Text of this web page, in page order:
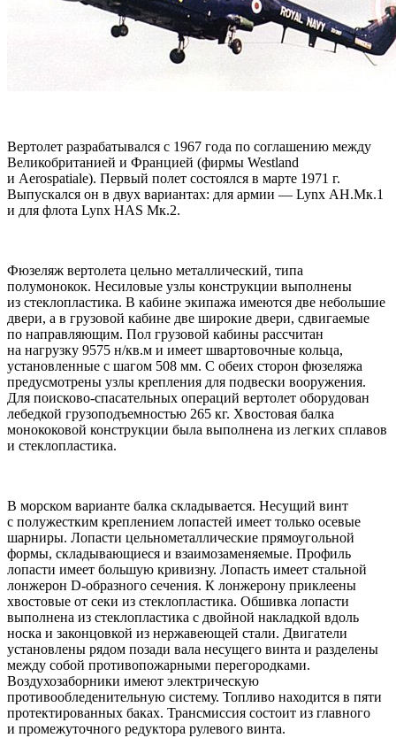
Вертолет разрабатывался с 1967 года по соглашению между
Великобританией и Францией (фирмы Westland
и Aerospatiale). Первый полет состоялся в марте 1971 г.
Выпускался он в двух вариантах: для армии — Lynx АН.Мк.1
и для флота Lynx HAS Мк.2.
Фюзеляж вертолета цельно металлический, типа
полумонокок. Несиловые узлы конструкции выполнены
из стеклопластика. В кабине экипажа имеются две небольшие
двери, а в грузовой кабине две широкие двери, сдвигаемые
по направляющим. Пол грузовой кабины рассчитан
на нагрузку 9575 н/кв.м и имеет швартовочные кольца,
установленные с шагом 508 мм. С обеих сторон фюзеляжа
предусмотрены узлы крепления для подвески вооружения.
Для поисково-спасательных операций вертолет оборудован
лебедкой грузоподъемностью 265 кг. Хвостовая балка
монококовой конструкции была выполнена из легких сплавов
и стеклопластика.
В морском варианте балка складывается. Несущий винт
с полужестким креплением лопастей имеет только осевые
шарниры. Лопасти цельнометаллические прямоугольной
формы, складывающиеся и взаимозаменяемые. Профиль
лопасти имеет большую кривизну. Лопасть имеет стальной
лонжерон D-образного сечения. К лонжерону приклеены
хвостовые от секи из стеклопластика. Обшивка лопасти
выполнена из стеклопластика с двойной накладкой вдоль
носка и законцовкой из нержавеющей стали. Двигатели
установлены рядом позади вала несущего винта и разделены
между собой противопожарными перегородками.
Воздухозаборники имеют электрическую
противообледенительную систему. Топливо находится в пяти
протектированных баках. Трансмиссия состоит из главного
и промежуточного редуктора рулевого винта.